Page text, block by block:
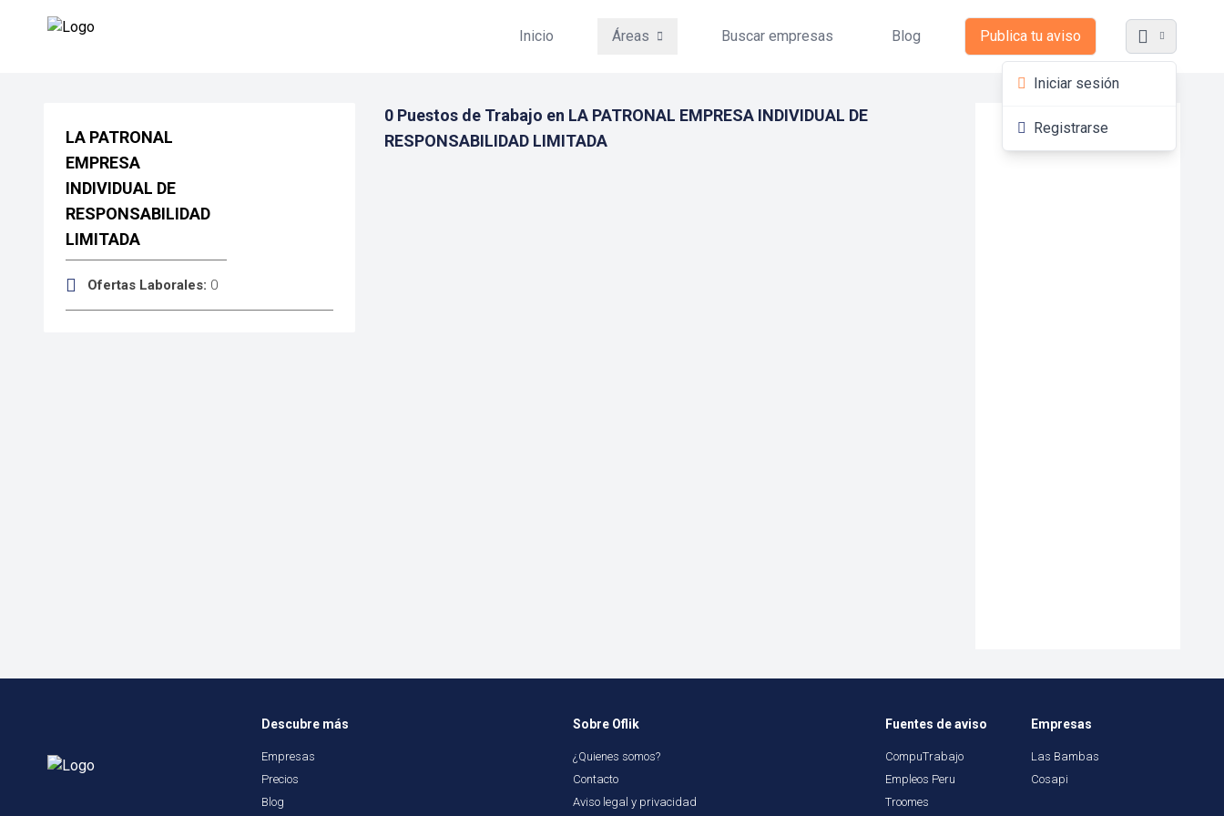
Inicio Áreas Buscar empresas Blog Publica tu aviso
Iniciar sesión
Registrarse
LA PATRONAL
EMPRESA
INDIVIDUAL DE
RESPONSABILIDAD
LIMITADA
Ofertas Laborales: 0
0 Puestos de Trabajo en LA PATRONAL EMPRESA INDIVIDUAL DE
RESPONSABILIDAD LIMITADA
Descubre más
Empresas
Precios
Blog
Sobre Oflik
¿Quienes somos?
Contacto
Aviso legal y privacidad
Fuentes de aviso
CompuTrabajo
Empleos Peru
Troomes
Empresas
Las Bambas
Cosapi